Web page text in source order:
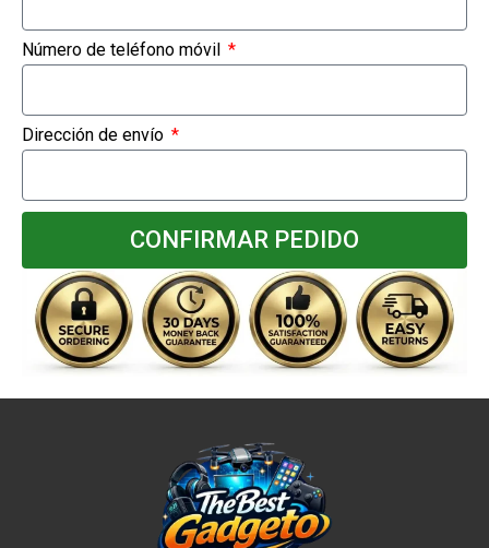
Número de teléfono móvil
Dirección de envío
CONFIRMAR PEDIDO